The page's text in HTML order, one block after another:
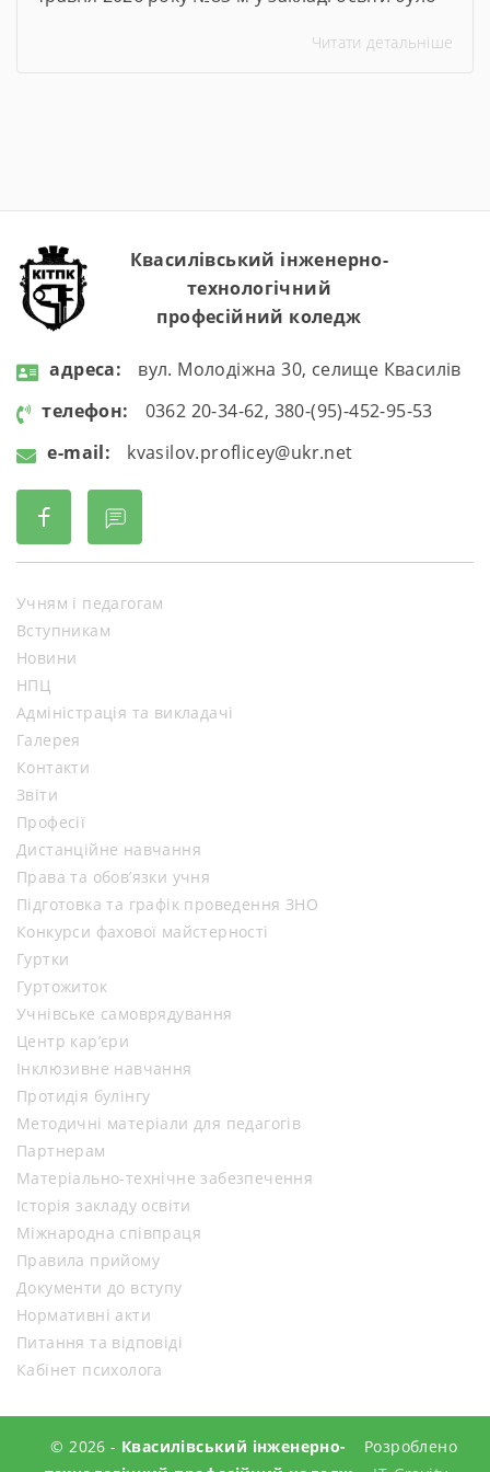
дорожнього руху. Упродовж тижня педагогічні
дитячого дорожньо-транспортного
щодо […]
Читати детальніше
Квасилівський інженерно-
технологічний
професійний коледж
aдресa:
вул. Молодіжна 30, селище Квасилів
телефон:
0362 20-34-62, 380-(95)-452-95-53
e-mail:
kvasilov.proflicey@ukr.net
Учням і педагогам
Вступникам
Новини
НПЦ
Адміністрація та викладачі
Галерея
Контакти
Звіти
Професії
Дистанційне навчання
Права та обов’язки учня
Підготовка та графік проведення ЗНО
Конкурси фахової майстерності
Гуртки
Гуртожиток
Учнівське самоврядування
Центр кар’єри
Інклюзивне навчання
Протидія булінгу
Методичні матеріали для педагогів
Партнерам
Матеріально-технічне забезпечення
Історія закладу освіти
Міжнародна співпраця
Правила прийому
Документи до вступу
Нормативні акти
Питання та відповіді
Кабінет психолога
© 2026 - Квасилівський інженерно-
Розроблено